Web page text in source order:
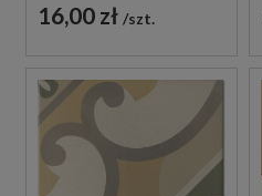
16,00 zł szt.